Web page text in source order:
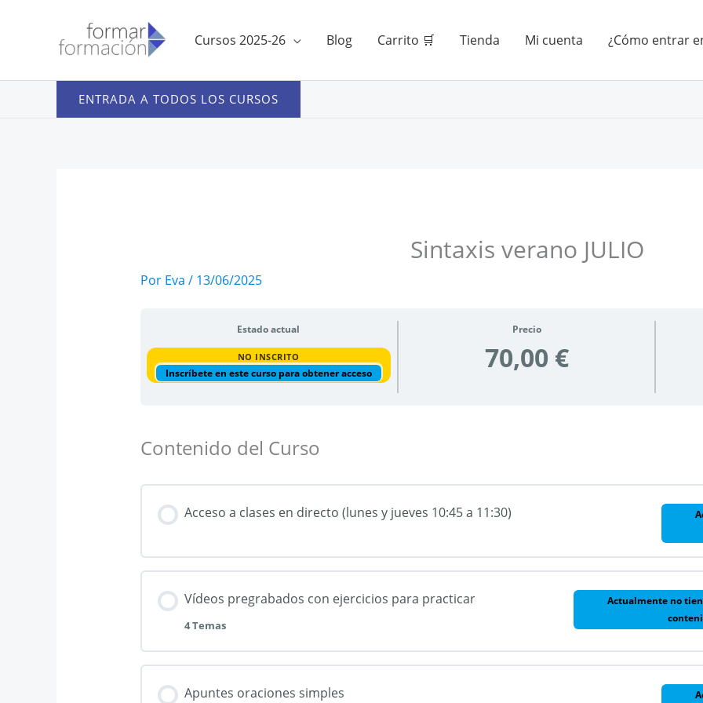
Cursos 2025-26 Blog Carrito 🛒 Tienda Mi cuenta ¿Cómo entrar
ENTRADA A TODOS LOS CURSOS
Sintaxis verano JULIO
Por Eva / 13/06/2025
Estado actual
NO INSCRITO
Inscríbete en este curso para obtener acceso
Precio
70,00 €
Contenido del Curso
Acceso a clases en directo (lunes y jueves 10:45 a 11:30)
Vídeos pregrabados con ejercicios para practicar
4 Temas
Actualmente no
Apuntes oraciones simples